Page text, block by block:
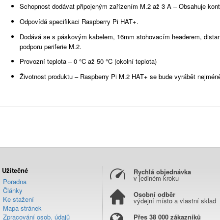
Schopnost dodávat připojeným zařízením M.2 až 3 A – Obsahuje
Odpovídá specifikaci Raspberry Pi HAT+.
Dodává se s páskovým kabelem, 16mm stohovacím headerem,
podporu periferie M.2.
Provozní teplota – 0 °C až 50 °C (okolní teplota)
Životnost produktu – Raspberry Pi M.2 HAT+ se bude vyrábět
Užitečné
Poradna
Články
Ke stažení
Mapa stránek
Zpracování osob. údajů
Rychlá objednávka
v jediném kroku
Osobní odběr
výdejní místo a vlastní sklad
Přes 38 000 zákazníků